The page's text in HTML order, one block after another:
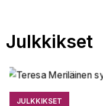
Julkkikset
JULKKIKSET